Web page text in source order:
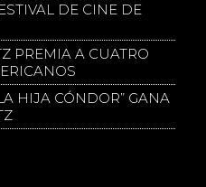
DE CINE DE
PREMIA A CUATRO
HIJA CÓNDOR” GANA